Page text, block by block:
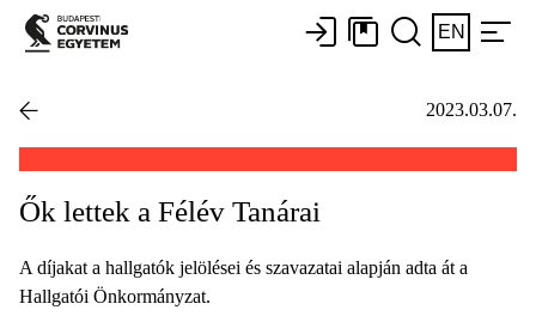
EN
2023.03.07.
Ők lettek a Félév Tanárai
A díjakat a hallgatók jelölései és szavazatai alapján adta át a
Hallgatói Önkormányzat.